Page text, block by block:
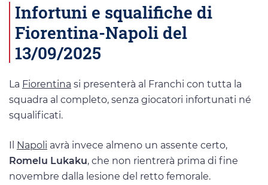
Infortuni e squalifiche di
Fiorentina-Napoli del
13/09/2025
La Fiorentina si presenterà al Franchi con tutta la
squadra al completo, senza giocatori infortunati né
squalificati.
Il Napoli avrà invece almeno un assente certo,
Romelu Lukaku, che non rientrerà prima di fine
novembre dalla lesione del retto femorale.